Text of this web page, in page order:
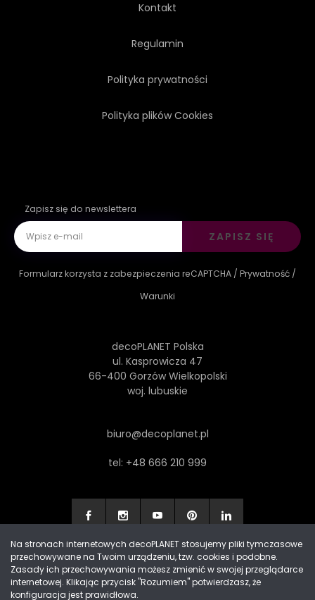
Kontakt
Regulamin
Polityka prywatności
Polityka plików Cookies
Zapisz się do newslettera
ZAPISZ SIĘ
Formularz korzysta z zabezpieczenia reCAPTCHA / Prywatność /
Warunki
decoPLANET Polska
ul. Kasprowicza 47
66-400 Gorzów Wielkopolski
woj. lubuskie
biuro@decoplanet.pl
tel: +48 666 210 999
Made with by Progres Media & decoPLANET
Na stronach internetowych decoPLANET stosujemy pliki tymczasowe
przechowywane na Twoim urządzeniu, tzw. cookies i podobne.
Zasady ich przechowywania możesz zmienić w swojej przeglądarce
internetowej. Klikając przycisk "Rozumiem" potwierdzasz, że
konfiguracja jest prawidłowa.